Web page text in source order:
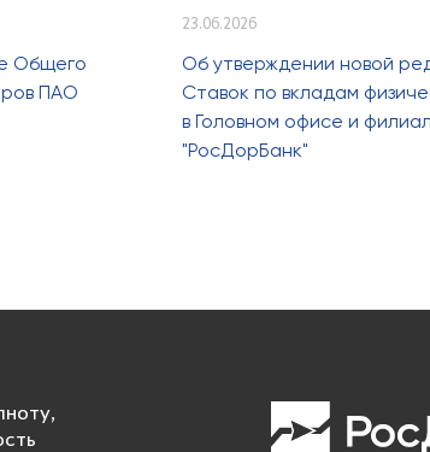
Общего
ПАО
23.06.2026
Об утверждении новой
Ставок по вкладам
в Головном офисе и
"РосДорБанк"